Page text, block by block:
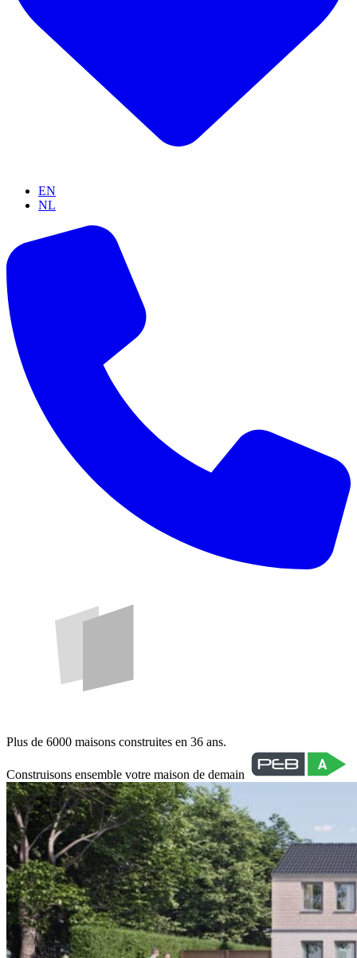
EN
NL
Plus de 6000 maisons construites en 36 ans.
Construisons ensemble votre maison de demain